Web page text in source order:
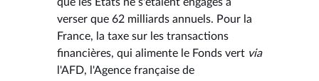
verser que 62 milliards annuels. Pour la
France, la taxe sur les transactions
financières, qui alimente le Fonds vert via
l'AFD, l'Agence française de